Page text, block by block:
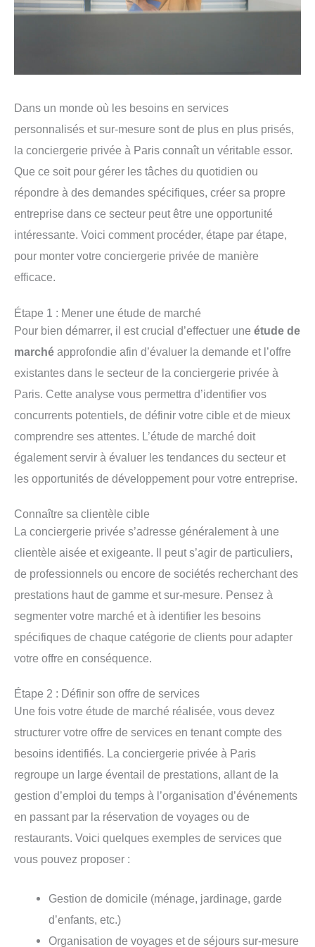
Dans un monde où les besoins en services
personnalisés et sur-mesure sont de plus en plus prisés,
la conciergerie privée à Paris connaît un véritable essor.
Que ce soit pour gérer les tâches du quotidien ou
répondre à des demandes spécifiques, créer sa propre
entreprise dans ce secteur peut être une opportunité
intéressante. Voici comment procéder, étape par étape,
pour monter votre conciergerie privée de manière
efficace.
Étape 1 : Mener une étude de marché
Pour bien démarrer, il est crucial d’effectuer une étude de
marché approfondie afin d’évaluer la demande et l’offre
existantes dans le secteur de la conciergerie privée à
Paris. Cette analyse vous permettra d’identifier vos
concurrents potentiels, de définir votre cible et de mieux
comprendre ses attentes. L’étude de marché doit
également servir à évaluer les tendances du secteur et
les opportunités de développement pour votre entreprise.
Connaître sa clientèle cible
La conciergerie privée s’adresse généralement à une
clientèle aisée et exigeante. Il peut s’agir de particuliers,
de professionnels ou encore de sociétés recherchant des
prestations haut de gamme et sur-mesure. Pensez à
segmenter votre marché et à identifier les besoins
spécifiques de chaque catégorie de clients pour adapter
votre offre en conséquence.
Étape 2 : Définir son offre de services
Une fois votre étude de marché réalisée, vous devez
structurer votre offre de services en tenant compte des
besoins identifiés. La conciergerie privée à Paris
regroupe un large éventail de prestations, allant de la
gestion d’emploi du temps à l’organisation d’événements
en passant par la réservation de voyages ou de
restaurants. Voici quelques exemples de services que
vous pouvez proposer :
Gestion de domicile (ménage, jardinage, garde
d’enfants, etc.)
Organisation de voyages et de séjours sur-mesure